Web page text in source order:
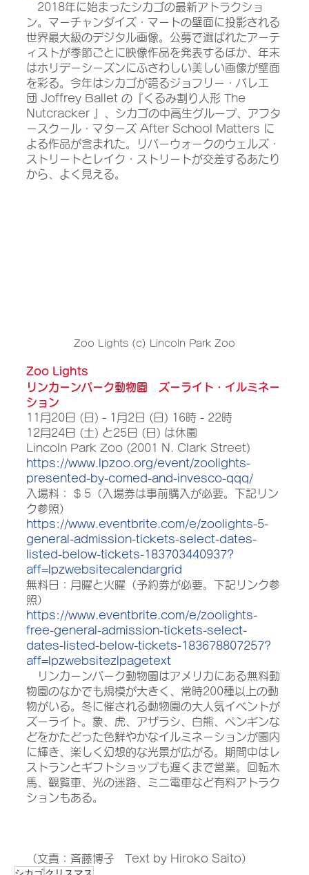
2018年に始まったシカゴの最新アトラクショ
ン。マーチャンダイズ・マートの壁面に投影される
世界最大級のデジタル画像。公募で選ばれたアーテ
ィストが季節ごとに映像作品を発表するほか、年末
はホリデーシーズンにふさわしい美しい画像が壁面
を彩る。今年はシカゴが誇るジョフリー・バレエ
団 Joffrey Ballet の『くるみ割り人形 The
Nutcracker 』、シカゴの中高生グループ、アフタ
ースクール・マターズ After School Matters に
よる作品が含まれた。リバーウォークのウェルズ・
ストリートとレイク・ストリートが交差するあたり
から、よく見える。
Zoo Lights (c) Lincoln Park Zoo
Zoo Lights
リンカーンパーク動物園　ズーライト・イルミネー
ション
11月20日 (日) - 1月2日 (日) 16時 - 22時
12月24日 (土) と25日 (日) は休園
Lincoln Park Zoo (2001 N. Clark Street)
https://www.lpzoo.org/event/zoolights-
presented-by-comed-and-invesco-qqq/
入場料： $ 5（入場券は事前購入が必要。下記リン
ク参照）
https://www.eventbrite.com/e/zoolights-5-
general-admission-tickets-select-dates-
listed-below-tickets-183703440937?
aff=lpzwebsitecalendargrid
無料日：月曜と火曜（予約券が必要。下記リンク参
照）
https://www.eventbrite.com/e/zoolights-
free-general-admission-tickets-select-
dates-listed-below-tickets-183678807257?
aff=lpzwebsitezlpagetext
リンカーンパーク動物園はアメリカにある無料動
物園のなかでも規模が大きく、常時200種以上の動
物がいる。冬に催される動物園の大人気イベントが
ズーライト。象、虎、アザラシ、白熊、ペンギンな
どをかたどった色鮮やかなイルミネーションが園内
に輝き、楽しく幻想的な光景が広がる。期間中はレ
ストランとギフトショップも遅くまで営業。回転木
馬、観覧車、光の迷路、ミニ電車など有料アトラク
ションもある。
（文責：斉藤博子   Text by Hiroko Saito）
シカゴクリスマス